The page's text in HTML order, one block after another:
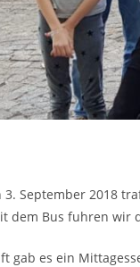
3. September 2018
dem Bus fuhren wir
gab es ein